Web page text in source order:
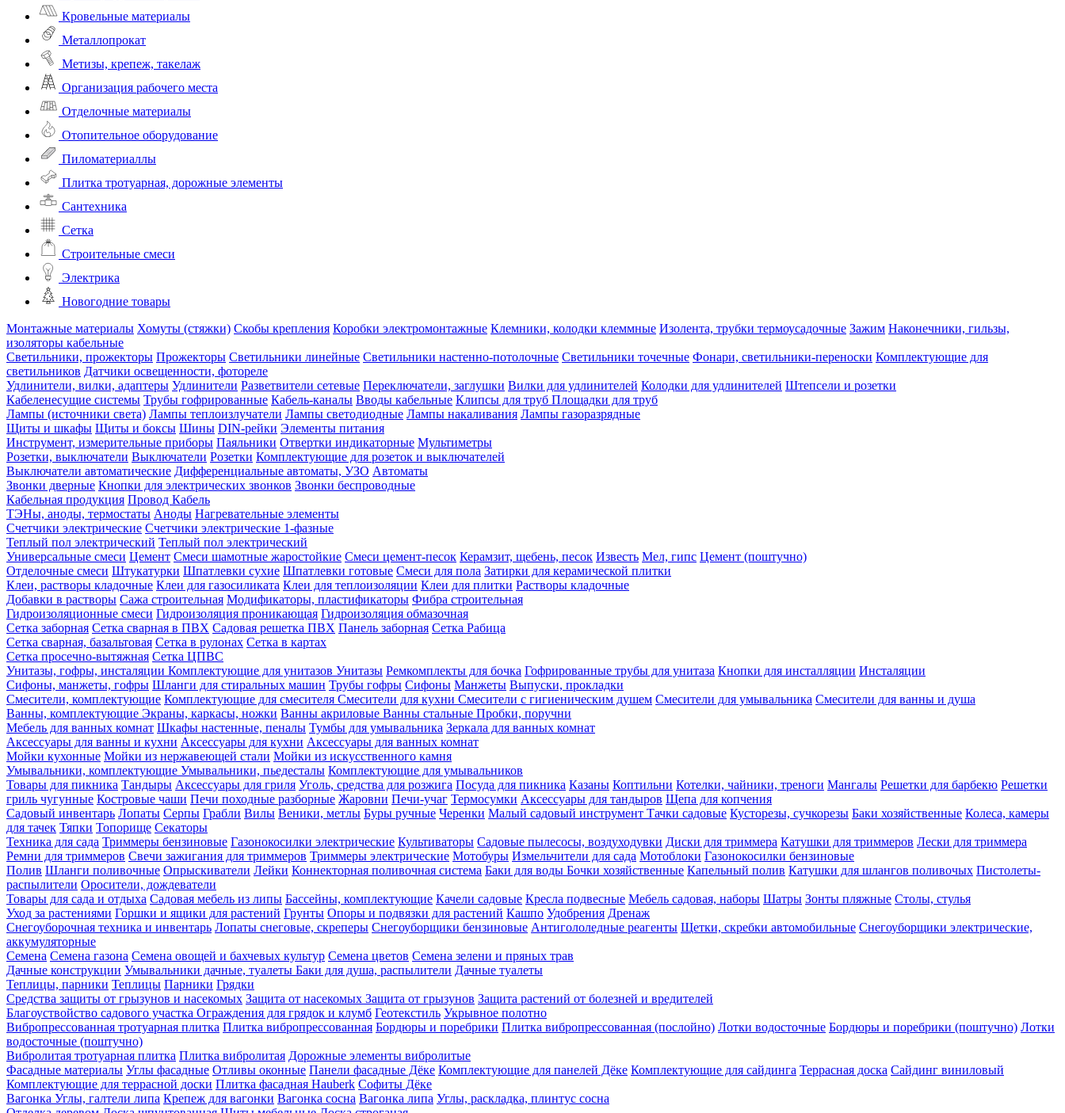
Кровельные материалы
Металлопрокат
Метизы, крепеж, такелаж
Организация рабочего места
Отделочные материалы
Отопительное оборудование
Пиломатериаллы
Плитка тротуарная, дорожные элементы
Сантехника
Сетка
Строительные смеси
Электрика
Новогодние товары
Монтажные материалы Хомуты (стяжки) Скобы крепления Коробки электромонтажные Клемники, колодки клеммные Изолента, трубки термоусадочные Зажим Наконечники, гильзы,
изоляторы кабельные
Светильники, прожекторы Прожекторы Светильники линейные Светильники настенно-потолочные Светильники точечные Фонари, светильники-переноски Комплектующие для
светильников Датчики освещенности, фотореле
Удлинители, вилки, адаптеры Удлинители Разветвители сетевые Переключатели, заглушки Вилки для удлинителей Колодки для удлинителей Штепсели и розетки
Кабеленесущие системы Трубы гофрированные Кабель-каналы Вводы кабельные Клипсы для труб Площадки для труб
Лампы (источники света) Лампы теплоизлучатели Лампы светодиодные Лампы накаливания Лампы газоразрядные
Щиты и шкафы Щиты и боксы Шины DIN-рейки Элементы питания
Инструмент, измерительные приборы Паяльники Отвертки индикаторные Мультиметры
Розетки, выключатели Выключатели Розетки Комплектующие для розеток и выключателей
Выключатели автоматические Дифференциальные автоматы, УЗО Автоматы
Звонки дверные Кнопки для электрических звонков Звонки беспроводные
Кабельная продукция Провод Кабель
ТЭНы, аноды, термостаты Аноды Нагревательные элементы
Счетчики электрические Счетчики электрические 1-фазные
Теплый пол электрический Теплый пол электрический
Универсальные смеси Цемент Смеси шамотные жаростойкие Смеси цемент-песок Керамзит, щебень, песок Известь Мел, гипс Цемент (поштучно)
Отделочные смеси Штукатурки Шпатлевки сухие Шпатлевки готовые Смеси для пола Затирки для керамической плитки
Клеи, растворы кладочные Клеи для газосиликата Клеи для теплоизоляции Клеи для плитки Растворы кладочные
Добавки в растворы Сажа строительная Модификаторы, пластификаторы Фибра строительная
Гидроизоляционные смеси Гидроизоляция проникающая Гидроизоляция обмазочная
Сетка заборная Сетка сварная в ПВХ Садовая решетка ПВХ Панель заборная Сетка Рабица
Сетка сварная, базальтовая Сетка в рулонах Сетка в картах
Сетка просечно-вытяжная Сетка ЦПВС
Унитазы, гофры, инсталяции Комплектующие для унитазов Унитазы Ремкомплекты для бочка Гофрированные трубы для унитаза Кнопки для инсталляции Инсталяции
Сифоны, манжеты, гофры Шланги для стиральных машин Трубы гофры Сифоны Манжеты Выпуски, прокладки
Смесители, комплектующие Комплектующие для смесителя Смесители для кухни Смесители с гигиеническим душем Смесители для умывальника Смесители для ванны и душа
Ванны, комплектующие Экраны, каркасы, ножки Ванны акриловые Ванны стальные Пробки, поручни
Мебель для ванных комнат Шкафы настенные, пеналы Тумбы для умывальника Зеркала для ванных комнат
Аксессуары для ванны и кухни Аксессуары для кухни Аксессуары для ванных комнат
Мойки кухонные Мойки из нержавеющей стали Мойки из искусственного камня
Умывальники, комплектующие Умывальники, пьедесталы Комплектующие для умывальников
Товары для пикника Тандыры Аксессуары для гриля Уголь, средства для розжига Посуда для пикника Казаны Коптильни Котелки, чайники, треноги Мангалы Решетки для барбекю Решетки
гриль чугунные Костровые чаши Печи походные разборные Жаровни Печи-учаг Термосумки Аксессуары для тандыров Щепа для копчения
Садовый инвентарь Лопаты Серпы Грабли Вилы Веники, метлы Буры ручные Черенки Малый садовый инструмент Тачки садовые Кусторезы, сучкорезы Баки хозяйственные Колеса, камеры
для тачек Тяпки Топорище Секаторы
Техника для сада Триммеры бензиновые Газонокосилки электрические Культиваторы Садовые пылесосы, воздуходувки Диски для триммера Катушки для триммеров Лески для триммера
Ремни для триммеров Свечи зажигания для триммеров Триммеры электрические Мотобуры Измельчители для сада Мотоблоки Газонокосилки бензиновые
Полив Шланги поливочные Опрыскиватели Лейки Коннекторная поливочная система Баки для воды Бочки хозяйственные Капельный полив Катушки для шлангов поливочых Пистолеты-
распылители Оросители, дождеватели
Товары для сада и отдыха Садовая мебель из липы Бассейны, комплектующие Качели садовые Кресла подвесные Мебель садовая, наборы Шатры Зонты пляжные Столы, стулья
Уход за растениями Горшки и ящики для растений Грунты Опоры и подвязки для растений Кашпо Удобрения Дренаж
Снегоуборочная техника и инвентарь Лопаты снеговые, скреперы Снегоуборщики бензиновые Антигололедные реагенты Щетки, скребки автомобильные Снегоуборщики электрические,
аккумуляторные
Семена Семена газона Семена овощей и бахчевых культур Семена цветов Семена зелени и пряных трав
Дачные конструкции Умывальники дачные, туалеты Баки для душа, распылители Дачные туалеты
Теплицы, парники Теплицы Парники Грядки
Средства защиты от грызунов и насекомых Защита от насекомых Защита от грызунов Защита растений от болезней и вредителей
Благоуствойство садового участка Ограждения для грядок и клумб Геотекстиль Укрывное полотно
Вибропрессованная тротуарная плитка Плитка вибропрессованная Бордюры и поребрики Плитка вибропрессованная (послойно) Лотки водосточные Бордюры и поребрики (поштучно) Лотки
водосточные (поштучно)
Вибролитая тротуарная плитка Плитка вибролитая Дорожные элементы вибролитые
Фасадные материалы Углы фасадные Отливы оконные Панели фасадные Дёке Комплектующие для панелей Дёке Комплектующие для сайдинга Террасная доска Сайдинг виниловый
Комплектующие для террасной доски Плитка фасадная Hauberk Софиты Дёке
Вагонка Углы, галтели липа Крепеж для вагонки Вагонка сосна Вагонка липа Углы, раскладка, плинтус сосна